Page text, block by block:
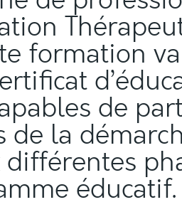
formation
de
de la
éducatif.